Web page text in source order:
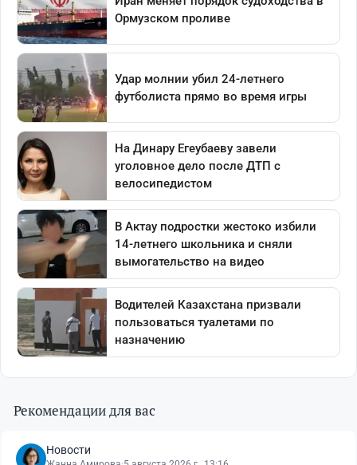
Рекомендации для вас
Новости